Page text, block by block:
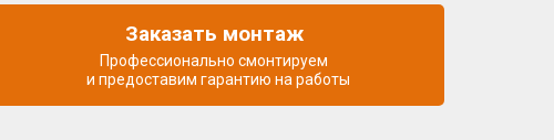
Заказать монтаж
Профессионально смонтируем
и предоставим гарантию на работы